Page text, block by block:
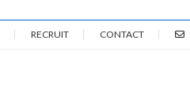
RECRUIT CONTACT